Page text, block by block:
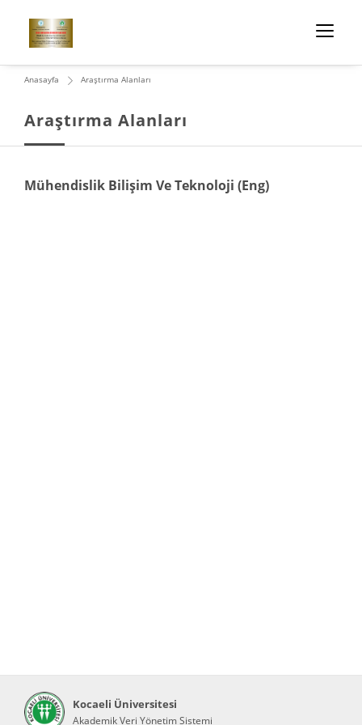
Araştırma Alanları
Anasayfa Araştırma Alanları
Mühendislik Bilişim Ve Teknoloji (Eng)
Kocaeli Üniversitesi
Akademik Veri Yönetim Sistemi